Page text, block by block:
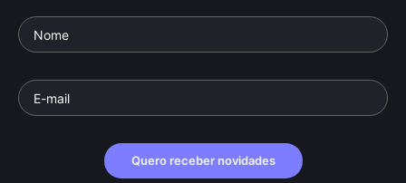
Quero receber novidades